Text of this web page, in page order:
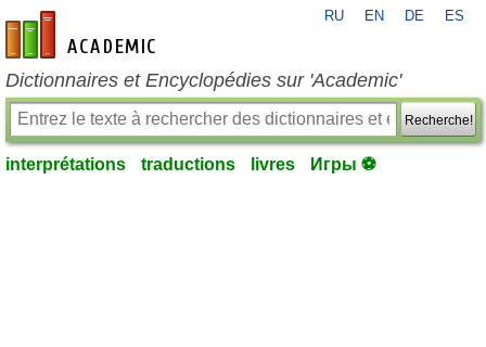
fr-academic.com
RU EN DE ES
Dictionnaires et Encyclopédies sur 'Academic'
Recherche!
interprétations traductions livres Игры ⚽